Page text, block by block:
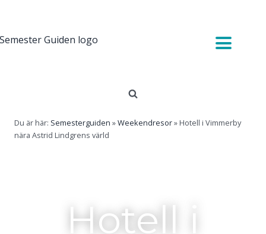
Du är här: Semesterguiden »Weekendresor» Hotell i Vimmerby
nära Astrid Lindgrens värld
Hotell i